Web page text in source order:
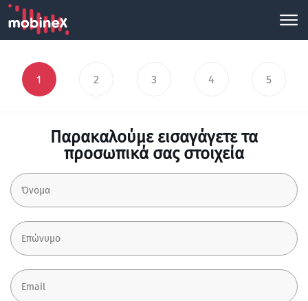
1 2 3 4 5
Παρακαλούμε εισαγάγετε τα
προσωπικά σας στοιχεία